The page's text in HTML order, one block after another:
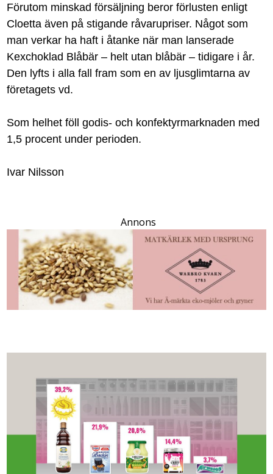
Förutom minskad försäljning beror förlusten enligt
Cloetta även på stigande råvarupriser. Något som
man verkar ha haft i åtanke när man lanserade
Kexchoklad Blåbär – helt utan blåbär – tidigare i år.
Den lyfts i alla fall fram som en av ljusglimtarna av
företagets vd.
Som helhet föll godis- och konfektyrmarknaden med
1,5 procent under perioden.
Ivar Nilsson
Annons